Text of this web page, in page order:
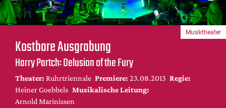
Bühnenwelt
Festivals & Veranstaltungen
Menschen & Theater
Themen
Internationales
Nachrufe
Medientipps
Kostbare Ausgrabung
Harry Partch: Delusion of the Fury
Theater: Ruhrtriennale Premiere: 23.08.2013 Regie:
Heiner Goebbels Musikalische Leitung:
Arnold Marinissen
Musiktheater